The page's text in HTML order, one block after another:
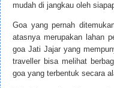
mudah di jangkau oleh
Goa yang pernah
atasnya merupakan lahan
goa Jati Jajar yang
traveller bisa melihat
goa yang terbentuk secara